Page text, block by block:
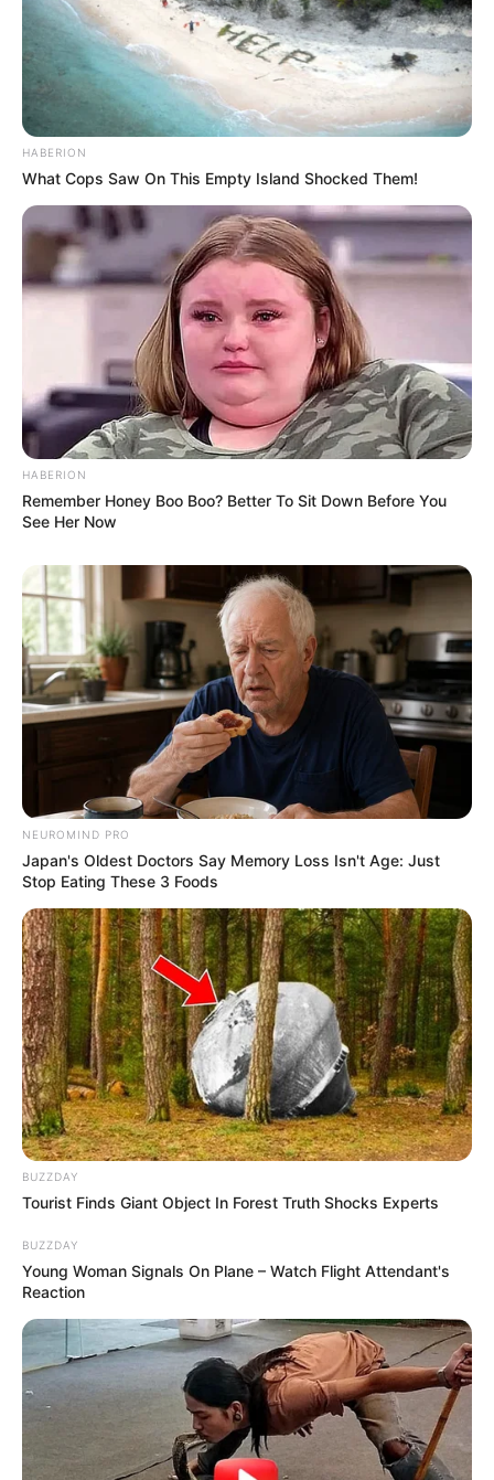
HABERION
What Cops Saw On This Empty Island Shocked Them!
HABERION
Remember Honey Boo Boo? Better To Sit Down Before You
See Her Now
NEUROMIND PRO
Japan's Oldest Doctors Say Memory Loss Isn't Age: Just
Stop Eating These 3 Foods
BUZZDAY
Tourist Finds Giant Object In Forest Truth Shocks Experts
BUZZDAY
Young Woman Signals On Plane – Watch Flight Attendant's
Reaction